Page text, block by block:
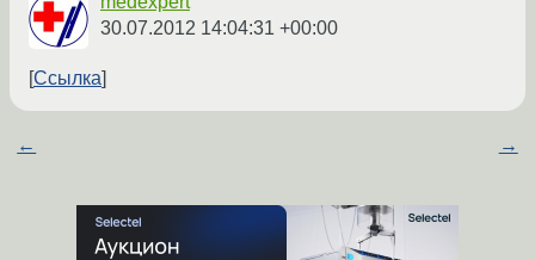
30.07.2012 14:04:31 +00:00
Ссылка
← →